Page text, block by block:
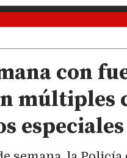
con
múltiples
especiales